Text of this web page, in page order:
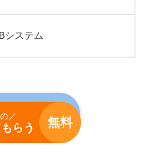
システム
こちら
／
らう 無料